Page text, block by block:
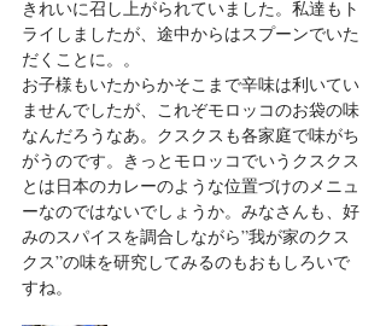
きれいに召し上がられていました。私達もト
ライしましたが、途中からはスプーンでいた
だくことに。。
お子様もいたからかそこまで辛味は利いてい
ませんでしたが、これぞモロッコのお袋の味
なんだろうなあ。クスクスも各家庭で味がち
がうのです。きっとモロッコでいうクスクス
とは日本のカレーのような位置づけのメニュ
ーなのではないでしょうか。みなさんも、好
みのスパイスを調合しながら”我が家のクス
クス”の味を研究してみるのもおもしろいで
すね。